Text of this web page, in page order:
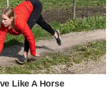
Like A Horse